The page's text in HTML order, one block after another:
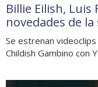
Billie Eilish, Luis
novedades de
Se estrenan
Childish Gambino con